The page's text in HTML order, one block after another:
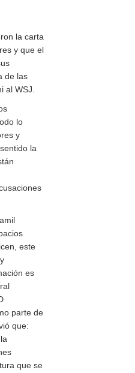
la carta
y que el
de las
al WSJ.
lo
y
la
este
es
parte de
que:
que se